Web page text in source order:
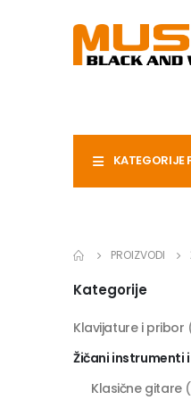
KATEGORIJE
PROIZVODI
Kategorije
Klavijature i pribor
Žičani instrumenti
Klasične gitare